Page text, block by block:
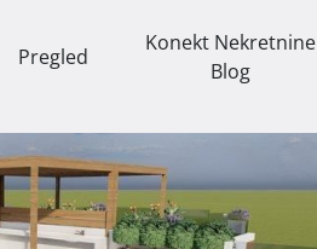
Pregled
Konekt Nekretnine
Blog